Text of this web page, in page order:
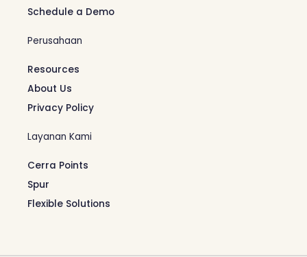
Schedule a Demo
Perusahaan
Resources
About Us
Privacy Policy
Layanan Kami
Cerra Points
Spur
Flexible Solutions